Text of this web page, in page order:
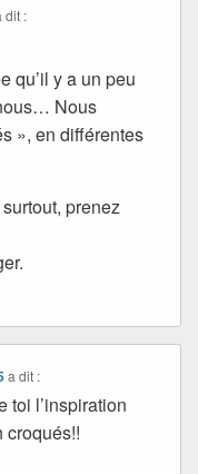
dit :
qu’il y a un peu
Nous
», en différentes
prenez
a dit :
toi l’inspiration
croqués!!